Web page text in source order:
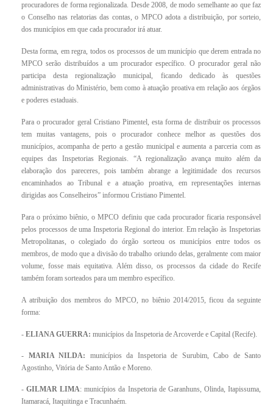
procuradores de forma regionalizada. Desde 2008, de modo semelhante ao que faz
o Conselho nas relatorias das contas, o MPCO adota a distribuição, por sorteio,
dos municípios em que cada procurador irá atuar.
Desta forma, em regra, todos os processos de um município que derem entrada no
MPCO serão distribuídos a um procurador específico. O procurador geral não
participa desta regionalização municipal, ficando dedicado às questões
administrativas do Ministério, bem como à atuação proativa em relação aos órgãos
e poderes estaduais.
Para o procurador geral Cristiano Pimentel, esta forma de distribuir os processos
tem muitas vantagens, pois o procurador conhece melhor as questões dos
municípios, acompanha de perto a gestão municipal e aumenta a parceria com as
equipes das Inspetorias Regionais. “A regionalização avança muito além da
elaboração dos pareceres, pois também abrange a legitimidade dos recursos
encaminhados ao Tribunal e a atuação proativa, em representações internas
dirigidas aos Conselheiros” informou Cristiano Pimentel.
Para o próximo biênio, o MPCO definiu que cada procurador ficaria responsável
pelos processos de uma Inspetoria Regional do interior. Em relação às Inspetorias
Metropolitanas, o colegiado do órgão sorteou os municípios entre todos os
membros, de modo que a divisão do trabalho oriundo delas, geralmente com maior
volume, fosse mais equitativa. Além disso, os processos da cidade do Recife
também foram sorteados para um membro específico.
A atribuição dos membros do MPCO, no biênio 2014/2015, ficou da seguinte
forma:
- ELIANA GUERRA: municípios da Inspetoria de Arcoverde e Capital (Recife).
- MARIA NILDA: municípios da Inspetoria de Surubim, Cabo de Santo
Agostinho, Vitória de Santo Antão e Moreno.
-GILMAR LIMA: municípios da Inspetoria de Garanhuns, Olinda, Itapissuma,
Itamaracá, Itaquitinga e Tracunhaém.